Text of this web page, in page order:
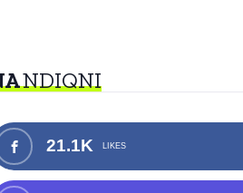
NDIQNI
21.1K LIKES